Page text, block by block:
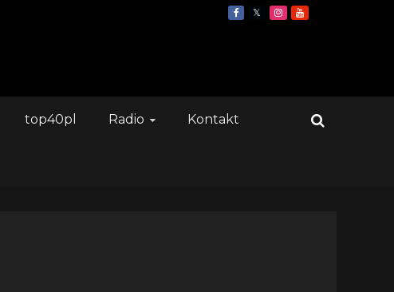
top40pl Radio Kontakt